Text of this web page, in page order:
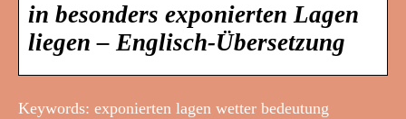
in besonders exponierten Lagen
liegen – Englisch-Übersetzung
Keywords: exponierten lagen wetter bedeutung